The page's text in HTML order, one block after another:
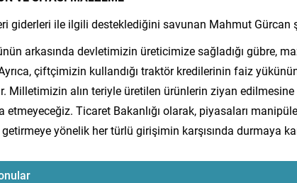
giderleri ile ilgili desteklediğini savunan Mahmut Gürcan
arkasında devletimizin üreticimize sağladığı gübre,
çiftçimizin kullandığı traktör kredilerinin faiz
Milletimizin alın teriyle üretilen ürünlerin ziyan
etmeyeceğiz. Ticaret Bakanlığı olarak, piyasaları
yönelik her türlü girişimin karşısında durmaya